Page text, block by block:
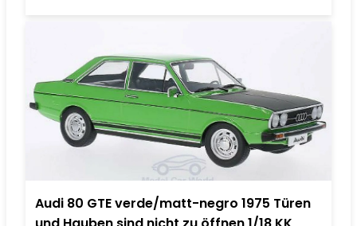
Audi 80 GTE verde/matt-negro 1975 Türen